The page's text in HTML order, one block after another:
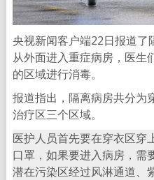
央视新闻客户端22日报道了
从外面进入重症病房，医生
的区域进行消毒。
报道指出，隔离病房共分为
治疗区三个区域。
医护人员首先要在穿衣区穿
口罩，如果要进入病房，需
潜在污染区经过风淋通道、